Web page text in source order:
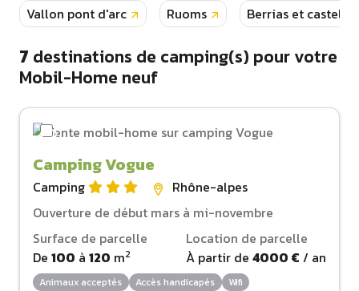
Vallon pont d'arc Ruoms Berrias et casteljau
7 destinations de camping(s) pour votre
Mobil-Home neuf
Camping Vogue
Camping
Rhône-alpes
Ouverture de début mars à mi-novembre
Surface de parcelle
De 100 à 120 m2
Location de parcelle
À partir de 4000 € / an
Animaux acceptés Accès handicapés Wifi